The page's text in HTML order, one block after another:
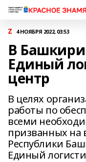
Z 4 НОЯБРЯ 2022, 03:53
В
Единый
центр
В целях
работы по
всеми
призванных на
Республики
Единый